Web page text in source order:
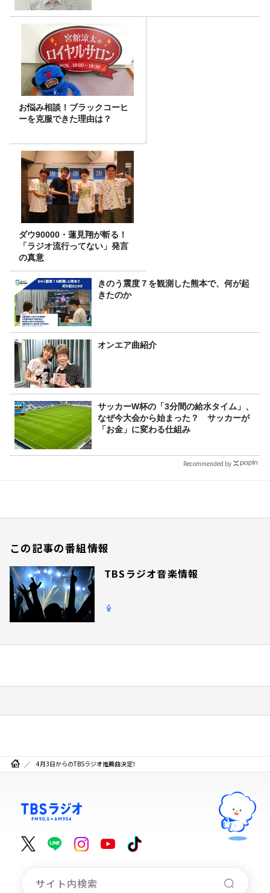
お悩み相談！ブラックコーヒ
ーを克服できた理由は？
ダウ90000・蓮見翔が斬る！
「ラジオ流行ってない」発言
の真意
きのう震度７を観測した熊本で、何が起
きたのか
オンエア曲紹介
サッカーW杯の「3分間の給水タイム」、
なぜ今大会から始まった？ サッカーが
「お金」に変わる仕組み
Recommended by
この記事の番組情報
TBSラジオ音楽情報
4月3日からのTBSラジオ推薦曲決定！